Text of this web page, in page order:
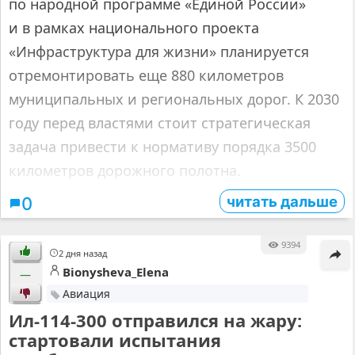
по народной программе «Единой России»
и в рамках национального проекта
«Инфраструктура для жизни» планируется
отремонтировать еще 880 километров
муниципальных и региональных дорог. К 2030
году перед властями стоит стратегическая
задача привести к нормативу порядка 3500
километров дорожного полотна.
0 читать дальше
2 дня назад
9394
— Bionysheva_Elena
Авиация
Ил-114-300 отправился на жару:
стартовали испытания